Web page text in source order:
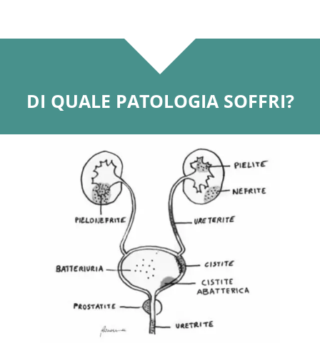
DI QUALE PATOLOGIA SOFFRI?